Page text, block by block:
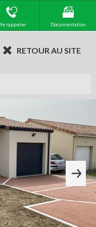
rappeler Documentation
RETOUR AU SITE